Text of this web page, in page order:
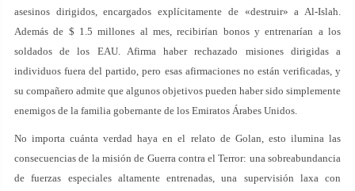
asesinos dirigidos, encargados explícitamente de «destruir» a Al-Islah.
Además de $ 1.5 millones al mes, recibirían bonos y entrenarían a los
soldados de los EAU. Afirma haber rechazado misiones dirigidas a
individuos fuera del partido, pero esas afirmaciones no están verificadas, y
su compañero admite que algunos objetivos pueden haber sido simplemente
enemigos de la familia gobernante de los Emiratos Árabes Unidos.
No importa cuánta verdad haya en el relato de Golan, esto ilumina las
consecuencias de la misión de Guerra contra el Terror: una sobreabundancia
de fuerzas especiales altamente entrenadas, una supervisión laxa con